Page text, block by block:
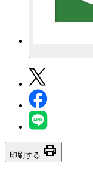
印刷する print